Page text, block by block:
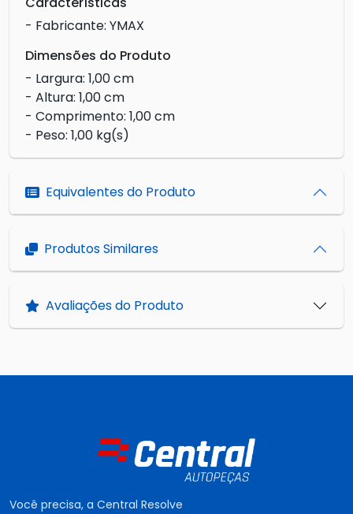
- Fabricante: YMAX
Dimensões do Produto
- Largura: 1,00 cm
- Altura: 1,00 cm
- Comprimento: 1,00 cm
- Peso: 1,00 kg(s)
Equivalentes do Produto
Produtos Similares
Avaliações do Produto
Você precisa, a Central Resolve